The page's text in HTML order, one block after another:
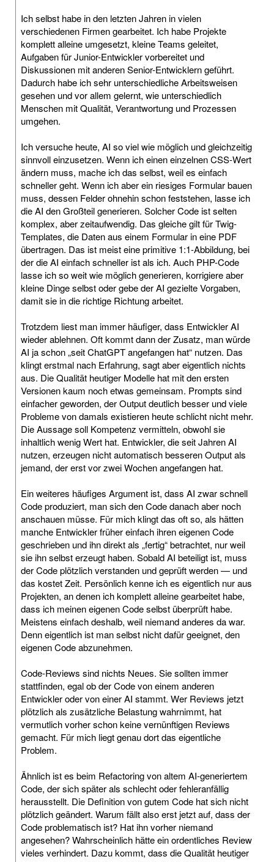
Ich selbst habe in den letzten Jahren in vielen
verschiedenen Firmen gearbeitet. Ich habe Projekte
komplett alleine umgesetzt, kleine Teams geleitet,
Aufgaben für Junior-Entwickler vorbereitet und
Diskussionen mit anderen Senior-Entwicklern geführt.
Dadurch habe ich sehr unterschiedliche Arbeitsweisen
gesehen und vor allem gelernt, wie unterschiedlich
Menschen mit Qualität, Verantwortung und Prozessen
umgehen.
Ich versuche heute, AI so viel wie möglich und gleichzeitig
sinnvoll einzusetzen. Wenn ich einen einzelnen CSS-Wert
ändern muss, mache ich das selbst, weil es einfach
schneller geht. Wenn ich aber ein riesiges Formular bauen
muss, dessen Felder ohnehin schon feststehen, lasse ich
die AI den Großteil generieren. Solcher Code ist selten
komplex, aber zeitaufwendig. Das gleiche gilt für Twig-
Templates, die Daten aus einem Formular in eine PDF
übertragen. Das ist meist eine primitive 1:1-Abbildung, bei
der die AI einfach schneller ist als ich. Auch PHP-Code
lasse ich so weit wie möglich generieren, korrigiere aber
kleine Dinge selbst oder gebe der AI gezielte Vorgaben,
damit sie in die richtige Richtung arbeitet.
Trotzdem liest man immer häufiger, dass Entwickler AI
wieder ablehnen. Oft kommt dann der Zusatz, man würde
AI ja schon „seit ChatGPT angefangen hat“ nutzen. Das
klingt erstmal nach Erfahrung, sagt aber eigentlich nichts
aus. Die Qualität heutiger Modelle hat mit den ersten
Versionen kaum noch etwas gemeinsam. Prompts sind
einfacher geworden, der Output deutlich besser und viele
Probleme von damals existieren heute schlicht nicht mehr.
Die Aussage soll Kompetenz vermitteln, obwohl sie
inhaltlich wenig Wert hat. Entwickler, die seit Jahren AI
nutzen, erzeugen nicht automatisch besseren Output als
jemand, der erst vor zwei Wochen angefangen hat.
Ein weiteres häufiges Argument ist, dass AI zwar schnell
Code produziert, man sich den Code danach aber noch
anschauen müsse. Für mich klingt das oft so, als hätten
manche Entwickler früher einfach ihren eigenen Code
geschrieben und ihn direkt als „fertig“ betrachtet, nur weil
sie ihn selbst erzeugt haben. Sobald AI beteiligt ist, muss
der Code plötzlich verstanden und geprüft werden — und
das kostet Zeit. Persönlich kenne ich es eigentlich nur aus
Projekten, an denen ich komplett alleine gearbeitet habe,
dass ich meinen eigenen Code selbst überprüft habe.
Meistens einfach deshalb, weil niemand anderes da war.
Denn eigentlich ist man selbst nicht dafür geeignet, den
eigenen Code abzunehmen.
Code-Reviews sind nichts Neues. Sie sollten immer
stattfinden, egal ob der Code von einem anderen
Entwickler oder von einer AI stammt. Wer Reviews jetzt
plötzlich als zusätzliche Belastung wahrnimmt, hat
vermutlich vorher schon keine vernünftigen Reviews
gemacht. Für mich liegt genau dort das eigentliche
Problem.
Ähnlich ist es beim Refactoring von altem AI-generiertem
Code, der sich später als schlecht oder fehleranfällig
herausstellt. Die Definition von gutem Code hat sich nicht
plötzlich geändert. Warum fällt also erst jetzt auf, dass der
Code problematisch ist? Hat ihn vorher niemand
angesehen? Wahrscheinlich hätte ein ordentliches Review
vieles verhindert. Dazu kommt, dass die Qualität heutiger